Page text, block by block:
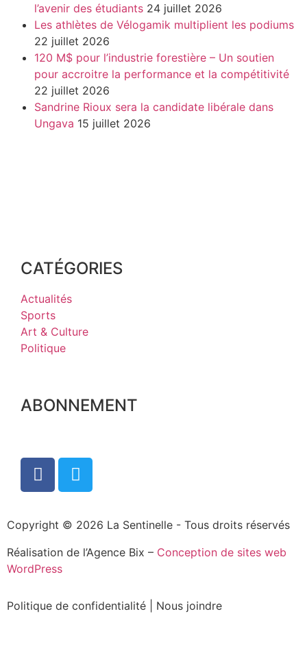
l’avenir des étudiants 24 juillet 2026
Les athlètes de Vélogamik multiplient les podiums
22 juillet 2026
120 M$ pour l’industrie forestière – Un soutien
pour accroitre la performance et la compétitivité
22 juillet 2026
Sandrine Rioux sera la candidate libérale dans
Ungava 15 juillet 2026
CATÉGORIES
Actualités
Sports
Art & Culture
Politique
ABONNEMENT
Copyright © 2026 La Sentinelle - Tous droits réservés
Réalisation de l’Agence Bix – Conception de sites web
WordPress
Politique de confidentialité Nous joindre